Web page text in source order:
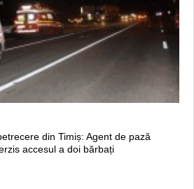
din Timiș: Agent de pază
accesul a doi bărbați